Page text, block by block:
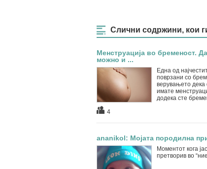
Слични содржини, кои
Менструација во бременост.
можно и ...
Една од
поврзани со
верувањето
имате
додека сте
4
ananikol: Мојата породилна
Моментот кога
претворив во